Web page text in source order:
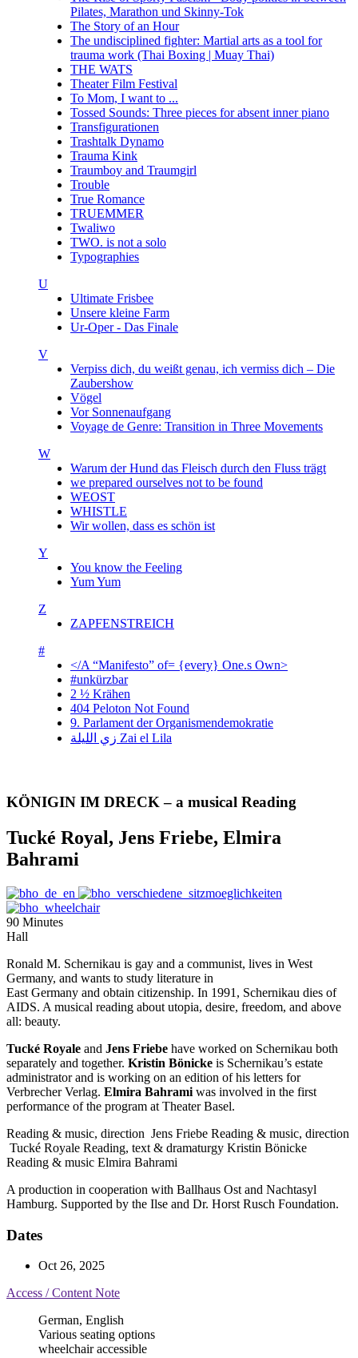
Pilates, Marathon und Skinny-Tok
The Story of an Hour
The undisciplined fighter: Martial arts as a tool for
trauma work (Thai Boxing | Muay Thai)
THE WATS
Theater Film Festival
To Mom, I want to ...
Tossed Sounds: Three pieces for absent inner piano
Transfigurationen
Trashtalk Dynamo
Trauma Kink
Traumboy and Traumgirl
Trouble
True Romance
TRUEMMER
Twaliwo
TWO. is not a solo
Typographies
U
Ultimate Frisbee
Unsere kleine Farm
Ur-Oper - Das Finale
V
Verpiss dich, du weißt genau, ich vermiss dich – Die
Zaubershow
Vögel
Vor Sonnenaufgang
Voyage de Genre: Transition in Three Movements
W
Warum der Hund das Fleisch durch den Fluss trägt
we prepared ourselves not to be found
WEOST
WHISTLE
Wir wollen, dass es schön ist
Y
You know the Feeling
Yum Yum
Z
ZAPFENSTREICH
#
</A “Manifesto” of= {every} One.s Own>
#unkürzbar
2 ½ Krähen
404 Peloton Not Found
9. Parlament der Organismendemokratie
زي‌ اللیلة Zai el Lila
KÖNIGIN IM DRECK – a musical Reading
Tucké Royal, Jens Friebe, Elmira
Bahrami
90 Minutes
Hall
Ronald M. Schernikau is gay and a communist, lives in West
Germany, and wants to study literature in
East Germany and obtain citizenship. In 1991, Schernikau dies of
AIDS. A musical reading about utopia, desire, freedom, and above
all: beauty.
Tucké Royale and Jens Friebe have worked on Schernikau both
separately and together. Kristin Bönicke is Schernikau’s estate
administrator and is working on an edition of his letters for
Verbrecher Verlag. Elmira Bahrami was involved in the first
performance of the program at Theater Basel.
Reading & music, direction Jens Friebe Reading & music, direction
Tucké Royale Reading, text & dramaturgy Kristin Bönicke
Reading & music Elmira Bahrami
A production in cooperation with Ballhaus Ost and Nachtasyl
Hamburg. Supported by the Ilse and Dr. Horst Rusch Foundation.
Dates
Oct 26, 2025
Access / Content Note
German, English
Various seating options
wheelchair accessible